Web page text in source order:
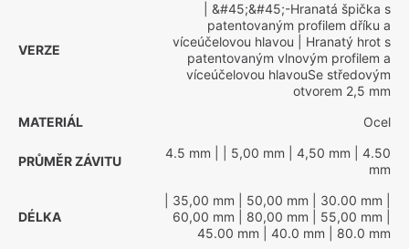
VERZE
| &#45;&#45;-Hranatá špička s
patentovaným profilem dříku a
víceúčelovou hlavou | Hranatý hrot s
patentovaným vlnovým profilem a
víceúčelovou hlavouSe středovým
otvorem 2,5 mm
MATERIÁL
Ocel
PRŮMĚR ZÁVITU
4.5 mm | 5,00 mm | 4,50 mm | 4.50
mm
DÉLKA
| 35,00 mm | 50,00 mm | 30.00 mm
60,00 mm | 80,00 mm | 55,00 mm
45.00 mm | 40.0 mm | 80.0 mm